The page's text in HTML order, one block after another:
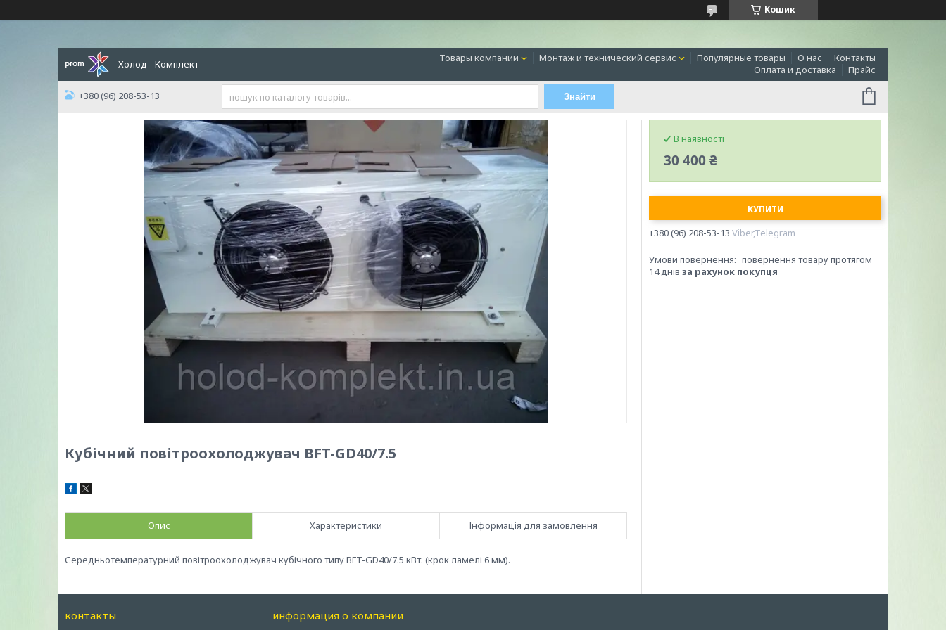
Кошик
Холод - Комплект Товары компании Монтаж и технический сервис Популярные товары О нас
Контакты
Оплата и доставка
Прайс
+380 (96) 208-53-13 Знайти
Кубічний повітроохолоджувач BFT-GD40/7.5
Опис Характеристики Інформація для замовлення
Середньотемпературний повітроохолоджувач кубічного типу BFT-GD40/7.5 кВт. (крок ламелі 6 мм).
В наявності
30 400 ₴
КУПИТИ
+380 (96) 208-53-13 Viber,Telegram
повернення товару протягом
14 днів за рахунок покупця
контакты информация о компании